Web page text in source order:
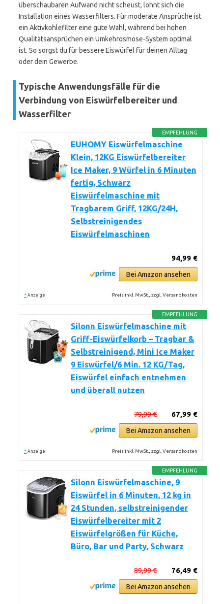
überschaubaren Aufwand nicht scheust, lohnt sich die
Installation eines Wasserfilters. Für moderate Ansprüche ist
ein Aktivkohlefilter eine gute Wahl, während bei hohen
Qualitätsansprüchen ein Umkehrosmose-System optimal
ist. So sorgst du für bessere Eiswürfel für deinen Alltag
oder dein Gewerbe.
Typische Anwendungsfälle für die
Verbindung von Eiswürfelbereiter und
Wasserfilter
EMPFEHLUNG
EUHOMY Eiswürfelmaschine
Klein, 12KG Eiswürfelbereiter
Ice Maker, 9 Würfel in 6 Minuten
fertig, Schwarz
Eiswürfelmaschine mit
Tragbarem Griff, 12KG/24H,
Selbstreinigendes
Eiswürfelmaschinen
94,99 €
Bei Amazon ansehen
* Anzeige Preis inkl. MwSt., zzgl. Versandkosten
EMPFEHLUNG
Silonn Eiswürfelmaschine mit
Griff-Eiswürfelkorb – Tragbar &
Selbstreinigend, Mini Ice Maker
9 Eiswürfel/6 Min. 12 KG/Tag,
Eiswürfel einfach entnehmen
und überall nutzen
67,99 €
79,99 €
Bei Amazon ansehen
* Anzeige Preis inkl. MwSt., zzgl. Versandkosten
EMPFEHLUNG
Silonn Eiswürfelmaschine, 9
Eiswürfel in 6 Minuten, 12 kg in
24 Stunden, selbstreinigender
Eiswürfelbereiter mit 2
Eiswürfelgrößen für Küche,
Büro, Bar und Party, Schwarz
76,49 €
89,99 €
Bei Amazon ansehen